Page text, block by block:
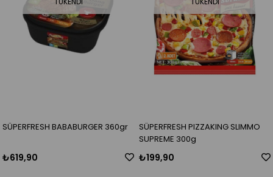
SÜPERFRESH BABABURGER 360gr
₺619,90
SÜPERFRESH PIZZAKING SLIMMO
SUPREME 300g
₺199,90